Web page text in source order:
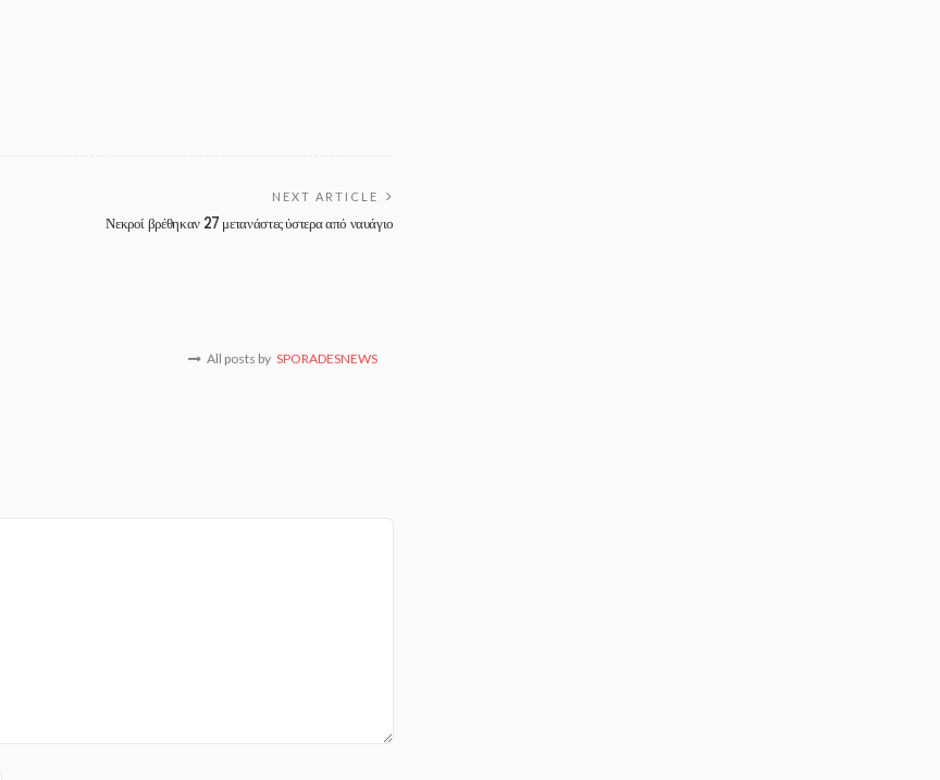
NEXT ARTICLE
Νεκροί βρέθηκαν 27 μετανάστες ύστερα από ναυάγιο
All posts by SPORADESNEWS